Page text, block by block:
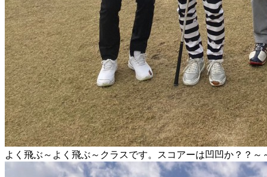
よく飛ぶ～よく飛ぶ～クラスです。スコアーは凹凹か？？～